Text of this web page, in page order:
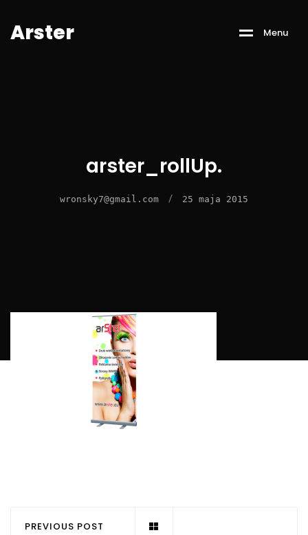
Arster Menu
arster_rollUp.
wronsky7@gmail.com / 25 maja 2015
PREVIOUS POST